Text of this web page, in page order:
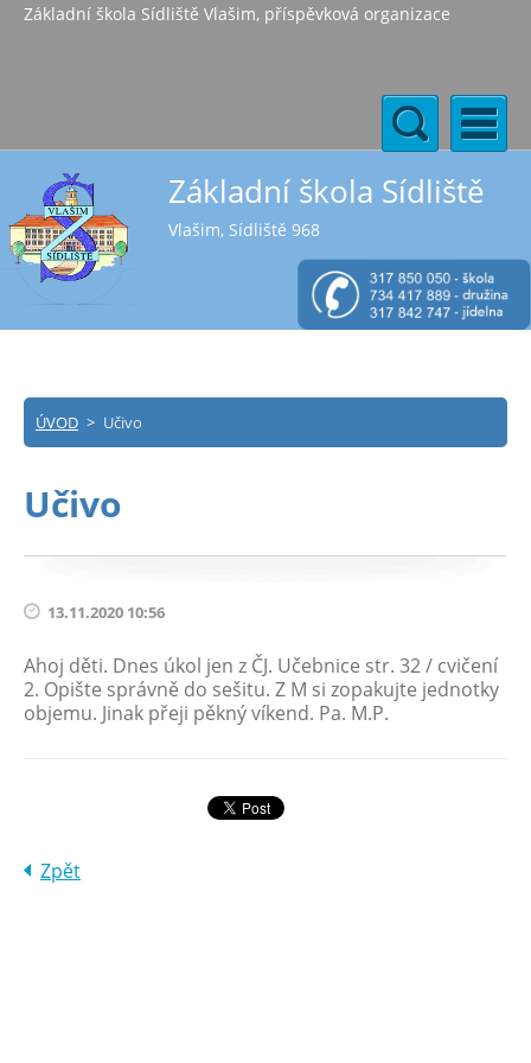
Základní škola Sídliště Vlašim, příspěvková organizace
Základní škola Sídliště
Vlašim, Sídliště 968
ÚVOD > Učivo
Učivo
13.11.2020 10:56
Ahoj děti. Dnes úkol jen z ČJ. Učebnice str. 32 / cvičení
2. Opište správně do sešitu. Z M si zopakujte jednotky
objemu. Jinak přeji pěkný víkend. Pa. M.P.
Zpět